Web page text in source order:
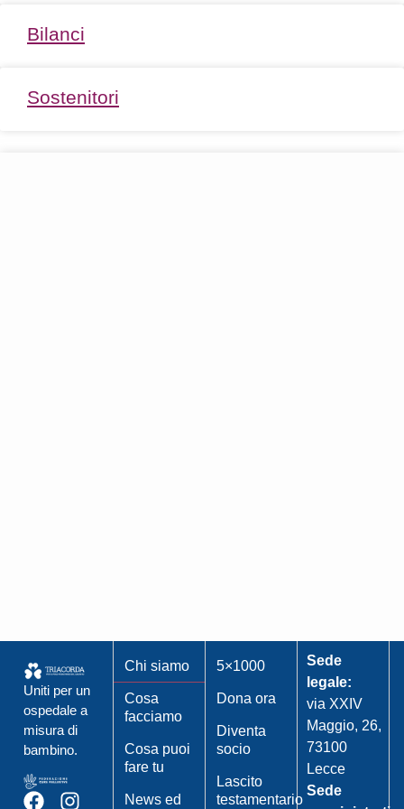
Bilanci
Sostenitori
Uniti per un
ospedale a
misura di
bambino.
Chi siamo
Cosa
facciamo
Cosa puoi
fare tu
News ed
5×1000
Dona ora
Diventa
socio
Lascito
testamentario
Sede
legale:
via XXIV
Maggio, 26,
73100
Lecce
Sede